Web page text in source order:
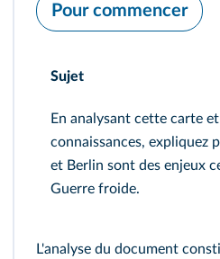
Pour commencer
Sujet
En analysant cette carte
connaissances, expliquez
et Berlin sont des enjeux
Guerre froide.
L'analyse du document